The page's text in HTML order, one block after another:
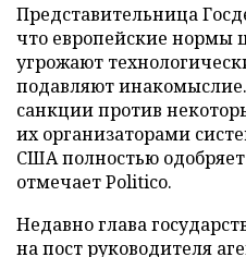
Представительница
что европейские нормы
угрожают
подавляют
санкции против
их организаторами
США полностью
отмечает Politico.
Недавно глава
на пост руководителя